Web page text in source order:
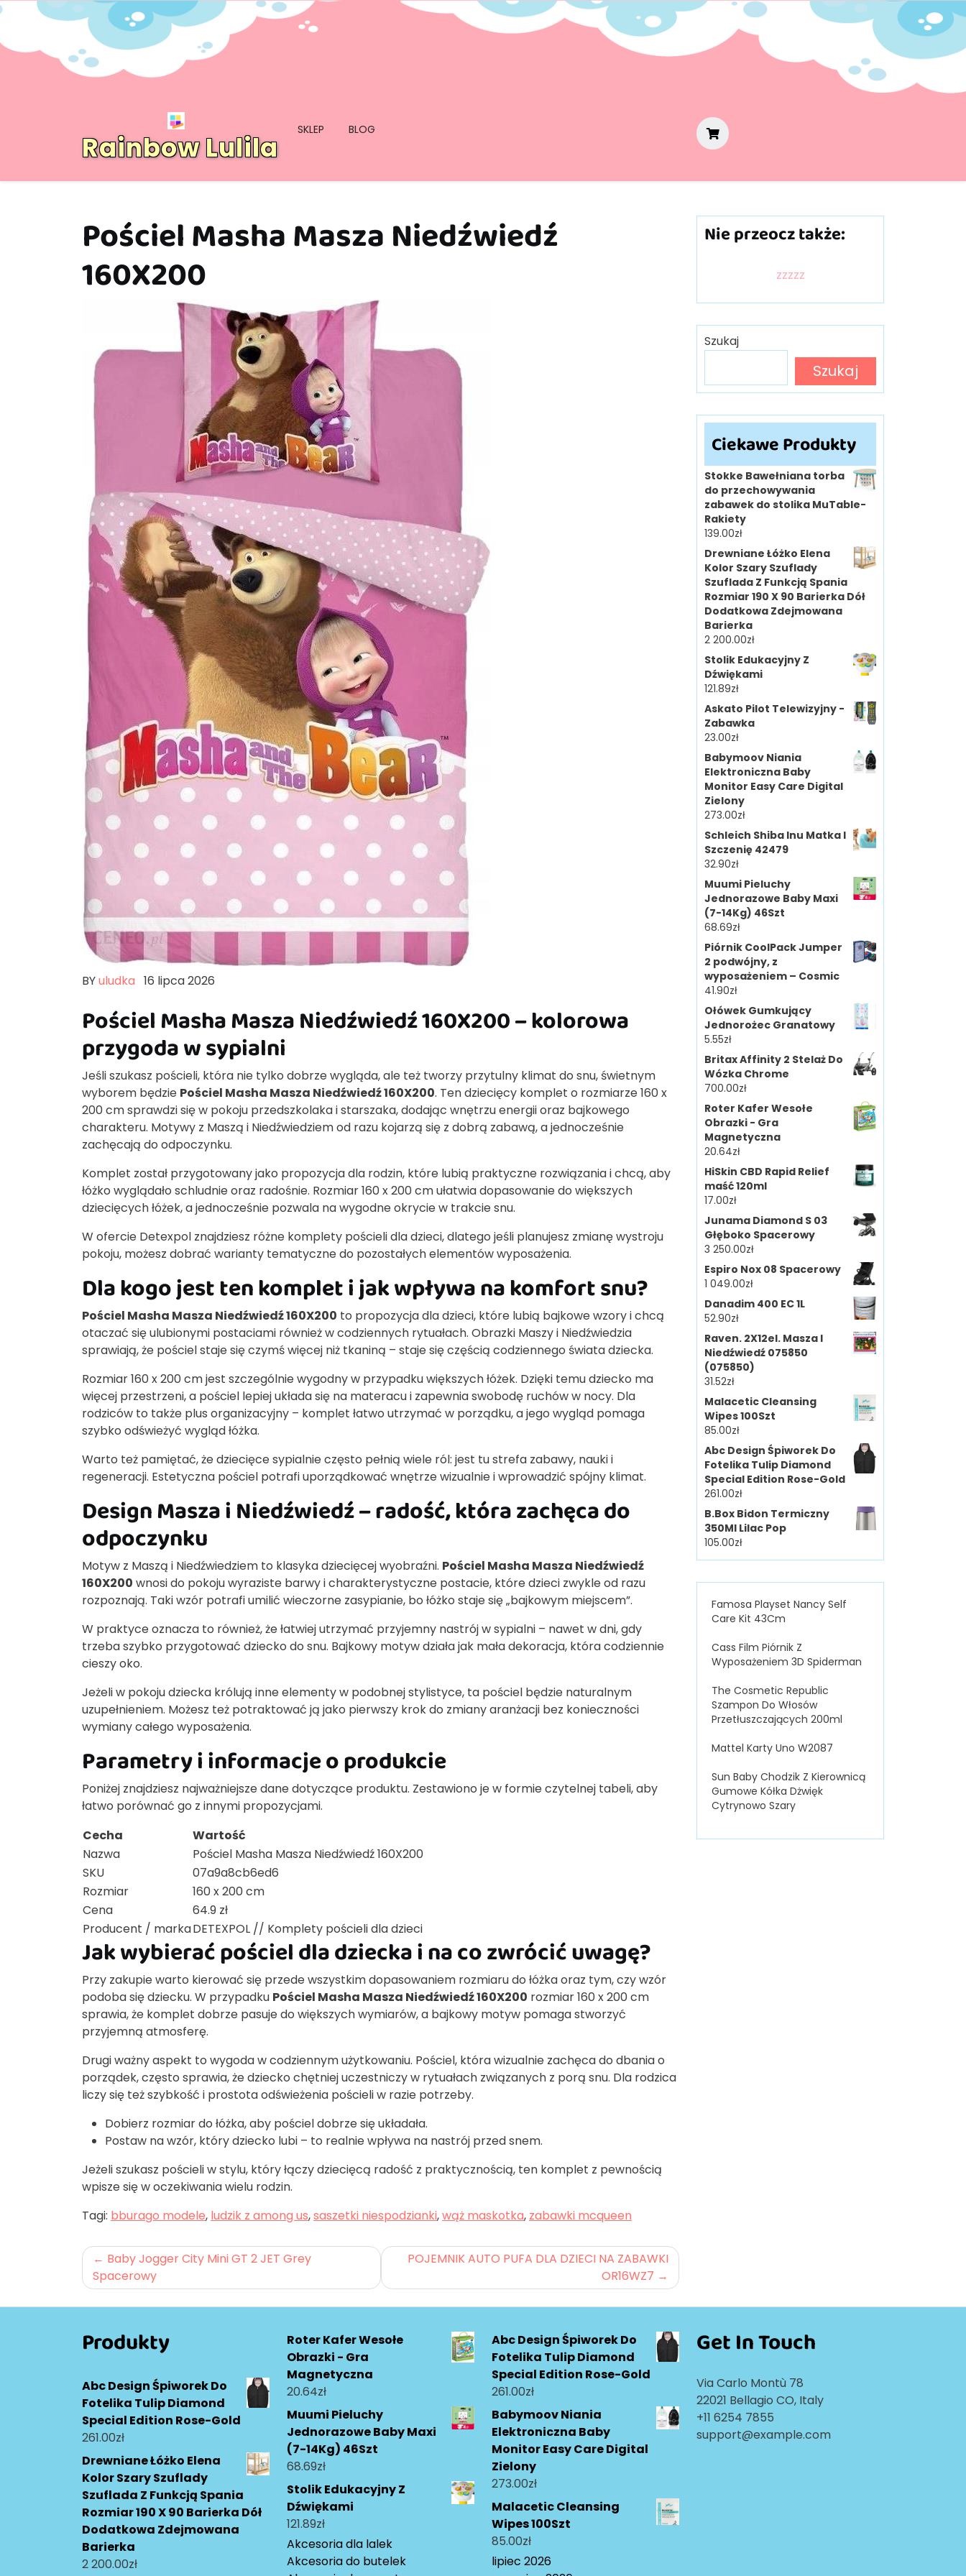
Skip
content
Rainbow Lulila
SKLEP BLOG
Pościel Masha Masza Niedźwiedź
160X200
BYuludka 16 lipca 2026
Pościel Masha Masza Niedźwiedź 160X200 – kolorowa
przygoda w sypialni
Jeśli szukasz pościeli, która nie tylko dobrze wygląda, ale też tworzy przytulny klimat do snu, świetnym
wyborem będzie Pościel Masha Masza Niedźwiedź 160X200. Ten dziecięcy komplet o rozmiarze 160 x
200 cm sprawdzi się w pokoju przedszkolaka i starszaka, dodając wnętrzu energii oraz bajkowego
charakteru. Motywy z Maszą i Niedźwiedziem od razu kojarzą się z dobrą zabawą, a jednocześnie
zachęcają do odpoczynku.
Komplet został przygotowany jako propozycja dla rodzin, które lubią praktyczne rozwiązania i chcą, aby
łóżko wyglądało schludnie oraz radośnie. Rozmiar 160 x 200 cm ułatwia dopasowanie do większych
dziecięcych łóżek, a jednocześnie pozwala na wygodne okrycie w trakcie snu.
W ofercie Detexpol znajdziesz różne komplety pościeli dla dzieci, dlatego jeśli planujesz zmianę wystroju
pokoju, możesz dobrać warianty tematyczne do pozostałych elementów wyposażenia.
Dla kogo jest ten komplet i jak wpływa na komfort snu?
Pościel Masha Masza Niedźwiedź 160X200 to propozycja dla dzieci, które lubią bajkowe wzory i chcą
otaczać się ulubionymi postaciami również w codziennych rytuałach. Obrazki Maszy i Niedźwiedzia
sprawiają, że pościel staje się czymś więcej niż tkaniną – staje się częścią codziennego świata dziecka.
Rozmiar 160 x 200 cm jest szczególnie wygodny w przypadku większych łóżek. Dzięki temu dziecko ma
więcej przestrzeni, a pościel lepiej układa się na materacu i zapewnia swobodę ruchów w nocy. Dla
rodziców to także plus organizacyjny – komplet łatwo utrzymać w porządku, a jego wygląd pomaga
szybko odświeżyć wygląd łóżka.
Warto też pamiętać, że dziecięce sypialnie często pełnią wiele ról: jest tu strefa zabawy, nauki i
regeneracji. Estetyczna pościel potrafi uporządkować wnętrze wizualnie i wprowadzić spójny klimat.
Design Masza i Niedźwiedź – radość, która zachęca do
odpoczynku
Motyw z Maszą i Niedźwiedziem to klasyka dziecięcej wyobraźni. Pościel Masha Masza Niedźwiedź
160X200 wnosi do pokoju wyraziste barwy i charakterystyczne postacie, które dzieci zwykle od razu
rozpoznają. Taki wzór potrafi umilić wieczorne zasypianie, bo łóżko staje się „bajkowym miejscem”.
W praktyce oznacza to również, że łatwiej utrzymać przyjemny nastrój w sypialni – nawet w dni, gdy
trzeba szybko przygotować dziecko do snu. Bajkowy motyw działa jak mała dekoracja, która codziennie
cieszy oko.
Jeżeli w pokoju dziecka królują inne elementy w podobnej stylistyce, ta pościel będzie naturalnym
uzupełnieniem. Możesz też potraktować ją jako pierwszy krok do zmiany aranżacji bez konieczności
wymiany całego wyposażenia.
Parametry i informacje o produkcie
Poniżej znajdziesz najważniejsze dane dotyczące produktu. Zestawiono je w formie czytelnej tabeli, aby
łatwo porównać go z innymi propozycjami.
Cecha
Wartość
Nazwa
Pościel Masha Masza Niedźwiedź 160X200
SKU
07a9a8cb6ed6
Rozmiar
160 x 200 cm
Cena
64.9 zł
Producent / markaDETEXPOL // Komplety pościeli dla dzieci
Jak wybierać pościel dla dziecka i na co zwrócić uwagę?
Przy zakupie warto kierować się przede wszystkim dopasowaniem rozmiaru do łóżka oraz tym, czy wzór
podoba się dziecku. W przypadku Pościel Masha Masza Niedźwiedź 160X200 rozmiar 160 x 200 cm
sprawia, że komplet dobrze pasuje do większych wymiarów, a bajkowy motyw pomaga stworzyć
przyjemną atmosferę.
Drugi ważny aspekt to wygoda w codziennym użytkowaniu. Pościel, która wizualnie zachęca do dbania o
porządek, często sprawia, że dziecko chętniej uczestniczy w rytuałach związanych z porą snu. Dla rodzica
liczy się też szybkość i prostota odświeżenia pościeli w razie potrzeby.
Dobierz rozmiar do łóżka, aby pościel dobrze się układała.
Postaw na wzór, który dziecko lubi – to realnie wpływa na nastrój przed snem.
Jeżeli szukasz pościeli w stylu, który łączy dziecięcą radość z praktycznością, ten komplet z pewnością
wpisze się w oczekiwania wielu rodzin.
Tagi: bburago modele, ludzik z among us,saszetki niespodzianki,wąż maskotka, zabawki mcqueen
Nawigacja
wpisu
Baby Jogger City Mini GT 2 JET Grey
Spacerowy
POJEMNIK AUTO PUFA DLA DZIECI NA ZABAWKI
OR16WZ7
Nie przeocz także:
zzzzz
Szukaj
Szukaj
Ciekawe Produkty
Stokke Bawełniana torba
do przechowywania
zabawek do stolika MuTable-
Rakiety
139.00zł
Drewniane Łóżko Elena
Kolor Szary Szuflady
Szuflada Z Funkcją Spania
Rozmiar 190 X 90 Barierka Dół
Dodatkowa Zdejmowana
Barierka
2 200.00zł
Stolik Edukacyjny Z
Dźwiękami
121.89zł
Askato Pilot Telewizyjny -
Zabawka
23.00zł
Babymoov Niania
Elektroniczna Baby
Monitor Easy Care Digital
Zielony
273.00zł
Schleich Shiba Inu Matka I
Szczenię 42479
32.90zł
Muumi Pieluchy
Jednorazowe Baby Maxi
(7-14Kg) 46Szt
68.69zł
Piórnik CoolPack Jumper
2 podwójny, z
wyposażeniem – Cosmic
41.90zł
Ołówek Gumkujący
Jednorożec Granatowy
5.55zł
Britax Affinity 2 Stelaż Do
Wózka Chrome
700.00zł
Roter Kafer Wesołe
Obrazki - Gra
Magnetyczna
20.64zł
HiSkin CBD Rapid Relief
maść 120ml
17.00zł
Junama Diamond S 03
Głęboko Spacerowy
3 250.00zł
Espiro Nox 08 Spacerowy
1 049.00zł
Danadim 400 EC 1L
52.90zł
Raven. 2X12el. Masza I
Niedźwiedź 075850
(075850)
31.52zł
Malacetic Cleansing
Wipes 100Szt
85.00zł
Abc Design Śpiworek Do
Fotelika Tulip Diamond
Special Edition Rose-Gold
261.00zł
B.Box Bidon Termiczny
350Ml Lilac Pop
105.00zł
Famosa Playset Nancy Self
Care Kit 43Cm
Cass Film Piórnik Z
Wyposażeniem 3D Spiderman
The Cosmetic Republic
Szampon Do Włosów
Przetłuszczających 200ml
Mattel Karty Uno W2087
Sun Baby Chodzik Z Kierownicą
Gumowe Kółka Dżwięk
Cytrynowo Szary
Produkty
Abc Design Śpiworek Do
Fotelika Tulip Diamond
Special Edition Rose-Gold
261.00zł
Drewniane Łóżko Elena
Kolor Szary Szuflady
Szuflada Z Funkcją Spania
Rozmiar 190 X 90 Barierka Dół
Dodatkowa Zdejmowana
Barierka
2 200.00zł
Roter Kafer Wesołe
Obrazki - Gra
Magnetyczna
20.64zł
Muumi Pieluchy
Jednorazowe Baby Maxi
(7-14Kg) 46Szt
68.69zł
Stolik Edukacyjny Z
Dźwiękami
121.89zł
Akcesoria dla lalek
Akcesoria do butelek
Abc Design Śpiworek Do
Fotelika Tulip Diamond
Special Edition Rose-Gold
261.00zł
Babymoov Niania
Elektroniczna Baby
Monitor Easy Care Digital
Zielony
273.00zł
Malacetic Cleansing
Wipes 100Szt
85.00zł
lipiec 2026
Get In Touch
Via Carlo Montù 78
22021 Bellagio CO, Italy
+11 6254 7855
support@example.com